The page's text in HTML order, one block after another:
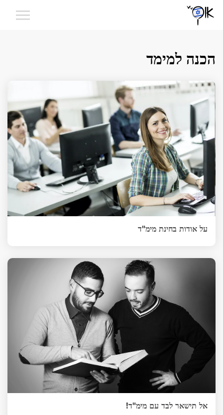
הכנה למימד
על אודות בחינת מימ"ד
אל תישאר לבד עם מימ"ד!